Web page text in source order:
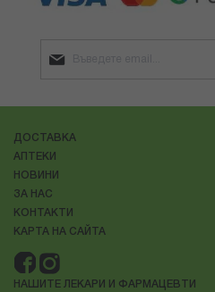
ДОСТАВКА
АПТЕКИ
НОВИНИ
ЗА НАС
КОНТАКТИ
КАРТА НА САЙТА
НАШИТЕ ЛЕКАРИ И ФАРМАЦЕВТИ